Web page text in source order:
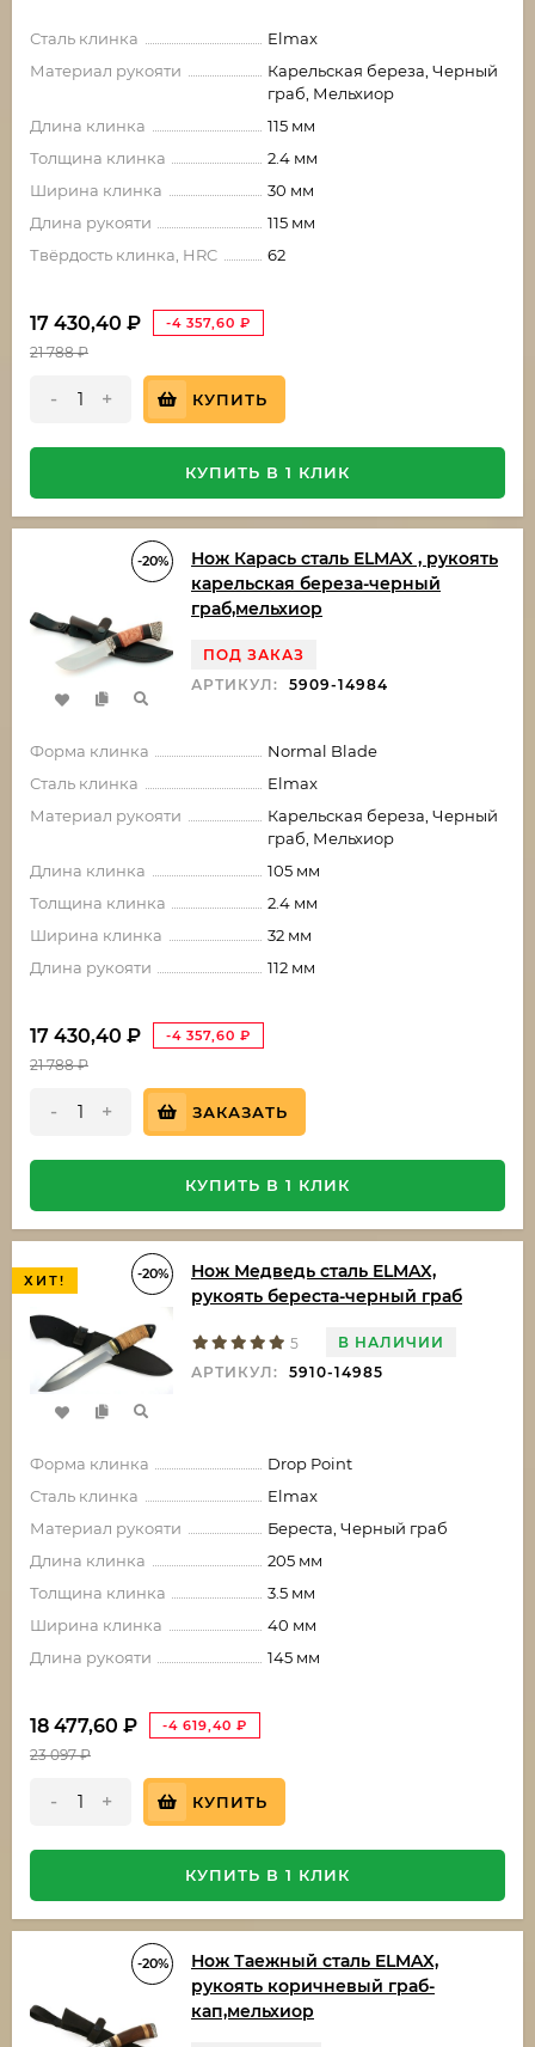
Сталь клинка
Elmax
Материал рукояти
Карельская береза, Черный
граб, Мельхиор
Длина клинка
115 мм
Толщина клинка
2.4 мм
Ширина клинка
30 мм
Длина рукояти
115 мм
Твёрдость клинка, HRC
62
17 430,40 ₽ -4 357,60 ₽
21 788₽
- + КУПИТЬ
КУПИТЬ В 1 КЛИК
-20%
Нож Карась сталь ELMAX , рукоять
карельская береза-черный
граб,мельхиор
ПОД ЗАКАЗ
АРТИКУЛ:
5909-14984
Форма клинка
Normal Blade
Сталь клинка
Elmax
Материал рукояти
Карельская береза, Черный
граб, Мельхиор
Длина клинка
105 мм
Толщина клинка
2.4 мм
Ширина клинка
32 мм
Длина рукояти
112 мм
17 430,40 ₽ -4 357,60 ₽
21 788₽
- + ЗАКАЗАТЬ
КУПИТЬ В 1 КЛИК
ХИТ! -20%
Нож Медведь сталь ELMAX,
рукоять береста-черный граб
5
В НАЛИЧИИ
АРТИКУЛ:
5910-14985
Форма клинка
Drop Point
Сталь клинка
Elmax
Материал рукояти
Береста, Черный граб
Длина клинка
205 мм
Толщина клинка
3.5 мм
Ширина клинка
40 мм
Длина рукояти
145 мм
18 477,60 ₽ -4 619,40 ₽
23 097₽
- + КУПИТЬ
КУПИТЬ В 1 КЛИК
-20%
Нож Таежный сталь ELMAX,
рукоять коричневый граб-
кап,мельхиор